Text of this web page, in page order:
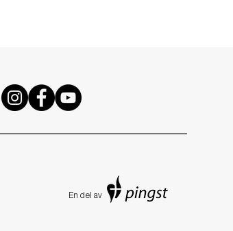
En del av